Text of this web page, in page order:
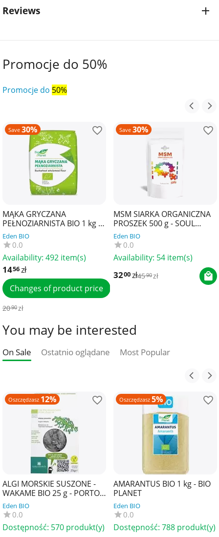
Reviews
Promocje do 50%
Promocje do 50%
Save 30%
MĄKA GRYCZANA
PEŁNOZIARNISTA BIO 1 kg -
BIO PLANET
Eden BIO
0.0
Availability: 492 item(s)
1456zł
Changes of product price
2090zł
Save 30%
MSM SIARKA ORGANICZNA
PROSZEK 500 g - SOUL
FARM
Eden BIO
0.0
Availability: 54 item(s)
3200zł4590zł
You may be interested
On Sale Ostatnio oglądane Most Popular
Oszczędzasz 12%
ALGI MORSKIE SUSZONE -
WAKAME BIO 25 g - PORTO
MUINOS
Eden BIO
0.0
Dostępność: 570 produkt(y)
Oszczędzasz 5%
AMARANTUS BIO 1 kg - BIO
PLANET
Eden BIO
0.0
Dostępność: 788 produkt(y)